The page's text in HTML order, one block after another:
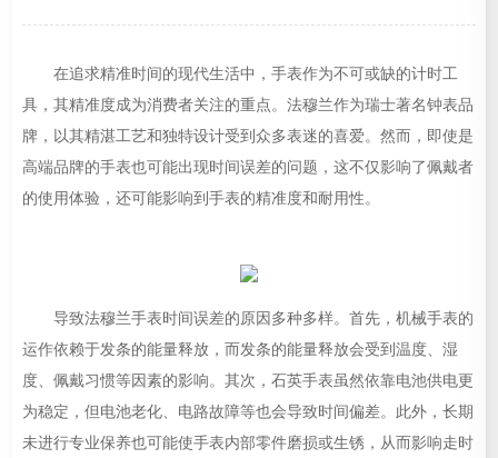
在追求精准时间的现代生活中，手表作为不可或缺的计时工
具，其精准度成为消费者关注的重点。法穆兰作为瑞士著名钟表品
牌，以其精湛工艺和独特设计受到众多表迷的喜爱。然而，即使是
高端品牌的手表也可能出现时间误差的问题，这不仅影响了佩戴者
的使用体验，还可能影响到手表的精准度和耐用性。
导致法穆兰手表时间误差的原因多种多样。首先，机械手表的
运作依赖于发条的能量释放，而发条的能量释放会受到温度、湿
度、佩戴习惯等因素的影响。其次，石英手表虽然依靠电池供电更
为稳定，但电池老化、电路故障等也会导致时间偏差。此外，长期
未进行专业保养也可能使手表内部零件磨损或生锈，从而影响走时